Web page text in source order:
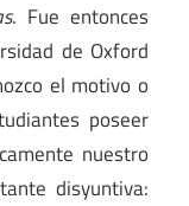
. Fue entonces
de Oxford
el motivo o
poseer
nuestro
disyuntiva: